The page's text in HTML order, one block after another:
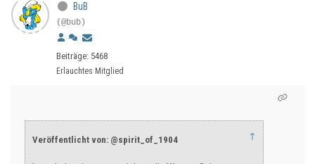
BuB
(@bub)
Beiträge: 5468
Erlauchtes Mitglied
Veröffentlicht von: @spirit_of_1904 ↑